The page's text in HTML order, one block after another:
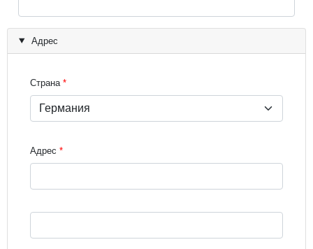
Адрес
Страна
Адрес
Street address line 3